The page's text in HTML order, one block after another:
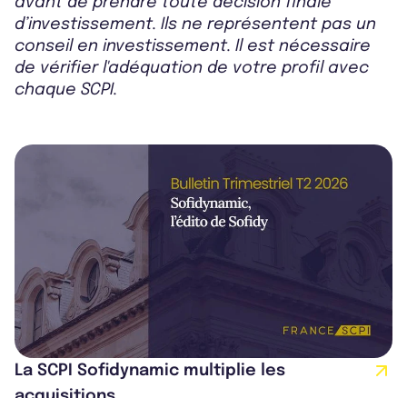
d’investissement. Ils ne représentent pas un
conseil en investissement. Il est nécessaire
de vérifier l'adéquation de votre profil avec
chaque SCPI.
La SCPI Sofidynamic multiplie les